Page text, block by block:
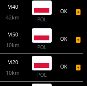
M40
42km
POL
OK
M50
10km
POL
OK
M20
10km
POL
OK